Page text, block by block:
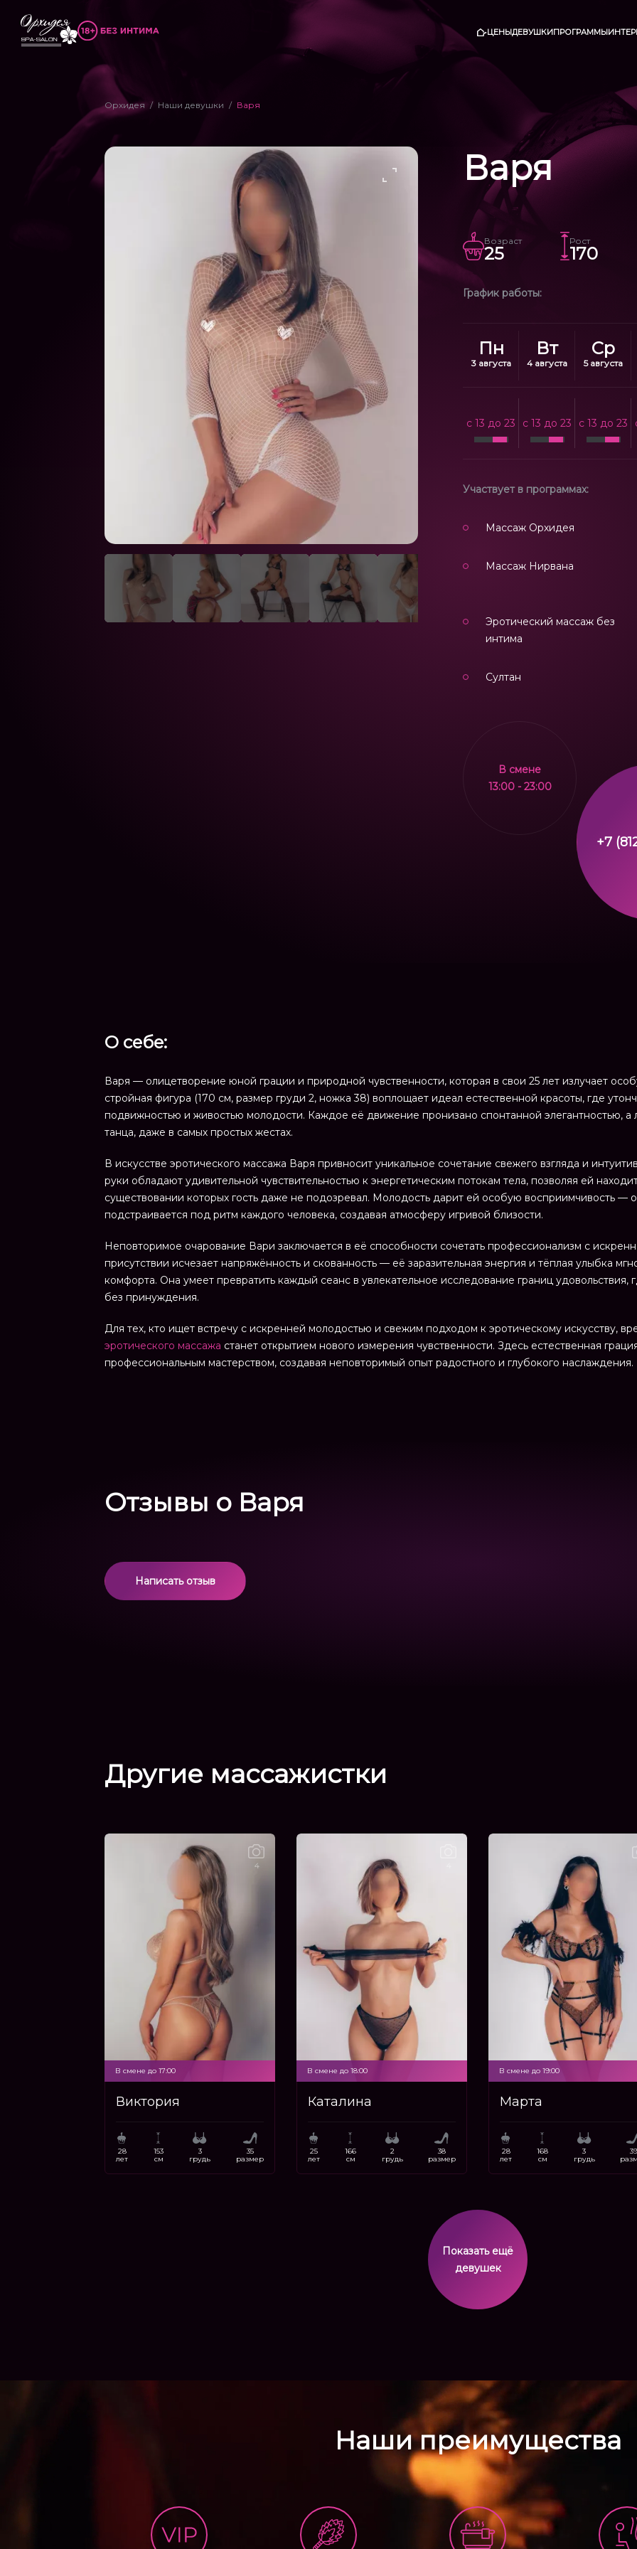
ЦЕНЫДЕВУШКИПРОГРАММЫ
Орхидея Наши девушки Варя
Варя
Возраст
25
Рост
170
График работы:
Пн
3 августа
Вт
4 августа
Ср
5 августа
c 13 до 23 c 13 до 23 c 13 до 23
Участвует в программах:
Массаж Орхидея
Массаж Нирвана
Эротический массаж без
интима
Султан
В смене
13:00 - 23:00
+7
О себе:
Варя — олицетворение юной грации и природной чувственности, которая в свои 25 лет излучает
стройная фигура (170 см, размер груди 2, ножка 38) воплощает идеал естественной красоты, где
подвижностью и живостью молодости. Каждое её движение пронизано спонтанной элегантностью, а
танца, даже в самых простых жестах.
В искусстве эротического массажа Варя привносит уникальное сочетание свежего взгляда и
руки обладают удивительной чувствительностью к энергетическим потокам тела, позволяя ей
существовании которых гость даже не подозревал. Молодость дарит ей особую восприимчивость —
подстраивается под ритм каждого человека, создавая атмосферу игривой близости.
Неповторимое очарование Вари заключается в её способности сочетать профессионализм с
присутствии исчезает напряжённость и скованность — её заразительная энергия и тёплая улыбка
комфорта. Она умеет превратить каждый сеанс в увлекательное исследование границ
без принуждения.
Для тех, кто ищет встречу с искренней молодостью и свежим подходом к эротическому искусству,
эротического массажа станет открытием нового измерения чувственности. Здесь естественная
профессиональным мастерством, создавая неповторимый опыт радостного и глубокого наслаждения.
Отзывы о Варя
Написать отзыв
Другие массажистки
4
В смене до 17:00
Виктория
28
лет
153
см
3
грудь
35
размер
В смене до 18:00
Каталина
25
лет
166
см
2
грудь
38
размер
В смене до 19:00
Марта
28
лет
168
см
3
грудь
39
Показать ещё
девушек
Наши преимущества